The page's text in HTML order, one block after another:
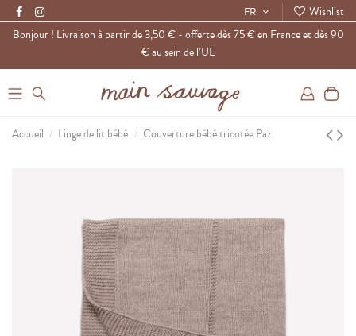
Bonjour ! Livraison à partir de 3,50 € - offerte dès 75 € en France et dès 90
€ au sein de l’UE
FR Wishlist
0
Accueil Linge de lit bébé Couverture bébé tricotée Paz